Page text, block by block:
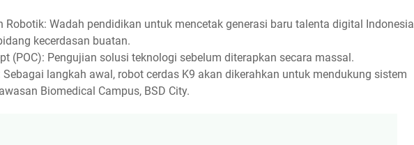
Robotik: Wadah pendidikan untuk mencetak generasi baru talenta digital Indonesia
kecerdasan buatan.
(POC): Pengujian solusi teknologi sebelum diterapkan secara massal.
Sebagai langkah awal, robot cerdas K9 akan dikerahkan untuk mendukung sistem
Biomedical Campus, BSD City.